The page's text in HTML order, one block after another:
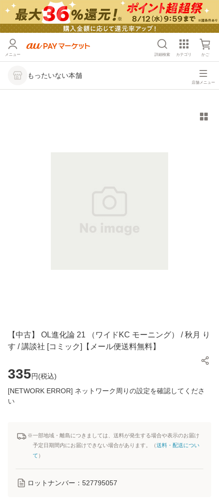
メニュー 詳細検索 カテゴリ かご
もったいない本舗
店舗メニュー
【中古】 OL進化論 21 （ワイドKC モーニング） / 秋月 り
す / 講談社 [コミック]【メール便送料無料】
335円(税込)
[NETWORK ERROR] ネットワーク周りの設定を確認してくださ
い
※一部地域・離島につきましては、送料が発生する場合や表示のお届け
予定日期間内にお届けできない場合があります。（送料・配送につい
て ）
ロットナンバー： 527795057